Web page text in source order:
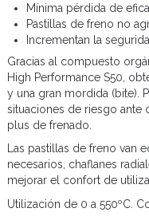
Mínima pérdida de
Pastillas de freno no
Incrementan la
Gracias al compuesto
High Performance S50,
y una gran mordida (bite).
situaciones de riesgo ante
plus de frenado.
Las pastillas de freno van
necesarios, chaflanes
mejorar el confort de
Utilización de 0 a 550ºC.